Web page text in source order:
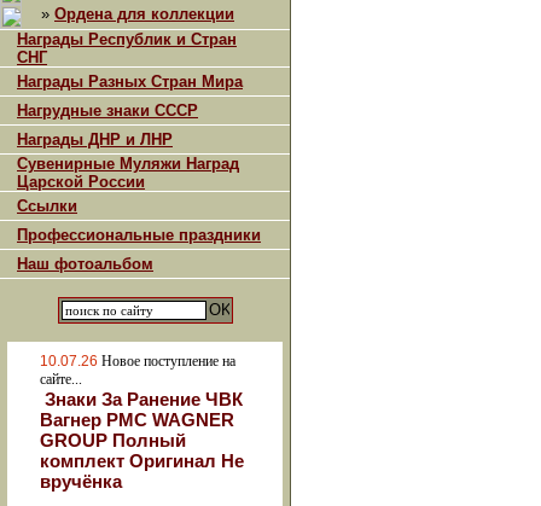
» Ордена для коллекции
Награды Республик и Стран
СНГ
Награды Разных Стран Мира
Нагрудные знаки СССР
Награды ДНР и ЛНР
Сувенирные Муляжи Наград
Царской России
Ссылки
Профессиональные праздники
Наш фотоальбом
10.07.26 Новое поступление на
сайте...
Знаки За Ранение ЧВК
Вагнер РМС WAGNER
GROUP Полный
комплект Оригинал Не
вручёнка